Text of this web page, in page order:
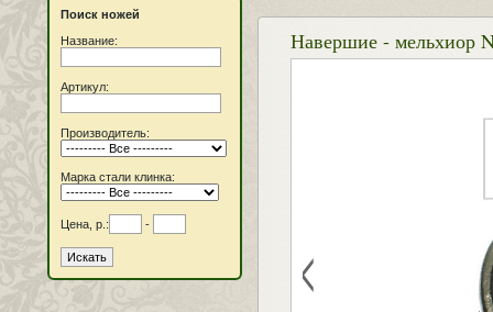
Поиск ножей
Название:
Артикул:
Производитель:
Марка стали клинка:
Цена, р.: -
Навершие - мельхиор
<